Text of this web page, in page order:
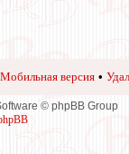
Мобильная версия •
© phpBB Group